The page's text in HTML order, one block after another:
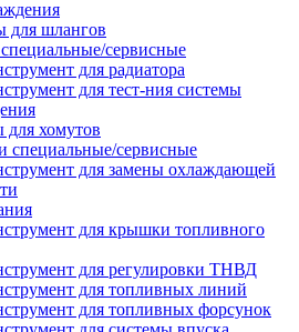
для шлангов
сервисные
для радиатора
для тест-ния системы
хомутов
специальные/сервисные
для замены охлаждающей
для крышки топливного
для регулировки ТНВД
для топливных линий
для топливных форсунок